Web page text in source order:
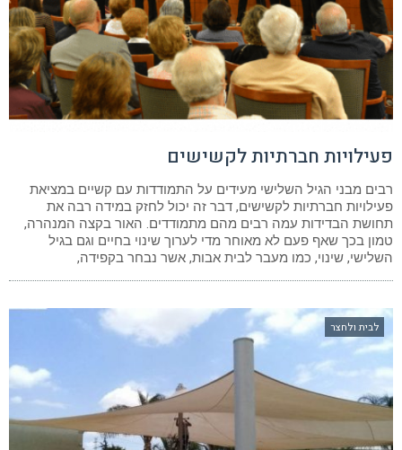
פעילויות חברתיות לקשישים
רבים מבני הגיל השלישי מעידים על התמודדות עם קשיים במציאת
פעילויות חברתיות לקשישים, דבר זה יכול לחזק במידה רבה את
תחושת הבדידות עמה רבים מהם מתמודדים. האור בקצה המנהרה,
טמון בכך שאף פעם לא מאוחר מדי לערוך שינוי בחיים וגם בגיל
השלישי, שינוי, כמו מעבר לבית אבות, אשר נבחר בקפידה,
לבית ולחצר